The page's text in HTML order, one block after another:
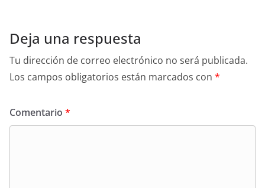
Deja una respuesta
Tu dirección de correo electrónico no será publicada.
Los campos obligatorios están marcados con *
Comentario *